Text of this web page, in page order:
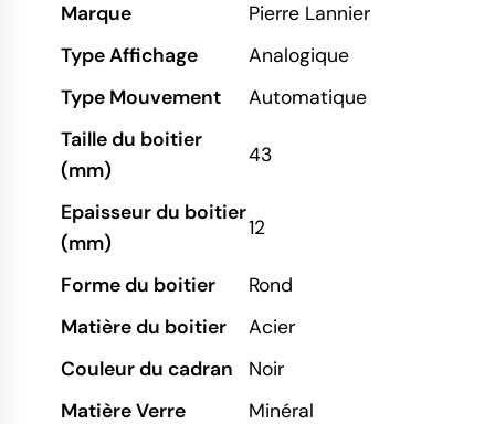
Marque
Pierre Lannier
Type Affichage
Analogique
Type Mouvement
Automatique
Taille du boitier
(mm)
43
Epaisseur du boitier
(mm)
12
Forme du boitier
Rond
Matière du boitier
Acier
Couleur du cadran
Noir
Matière Verre
Minéral